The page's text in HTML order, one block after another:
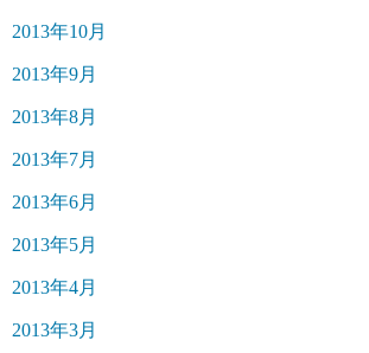
2013年10月
2013年9月
2013年8月
2013年7月
2013年6月
2013年5月
2013年4月
2013年3月